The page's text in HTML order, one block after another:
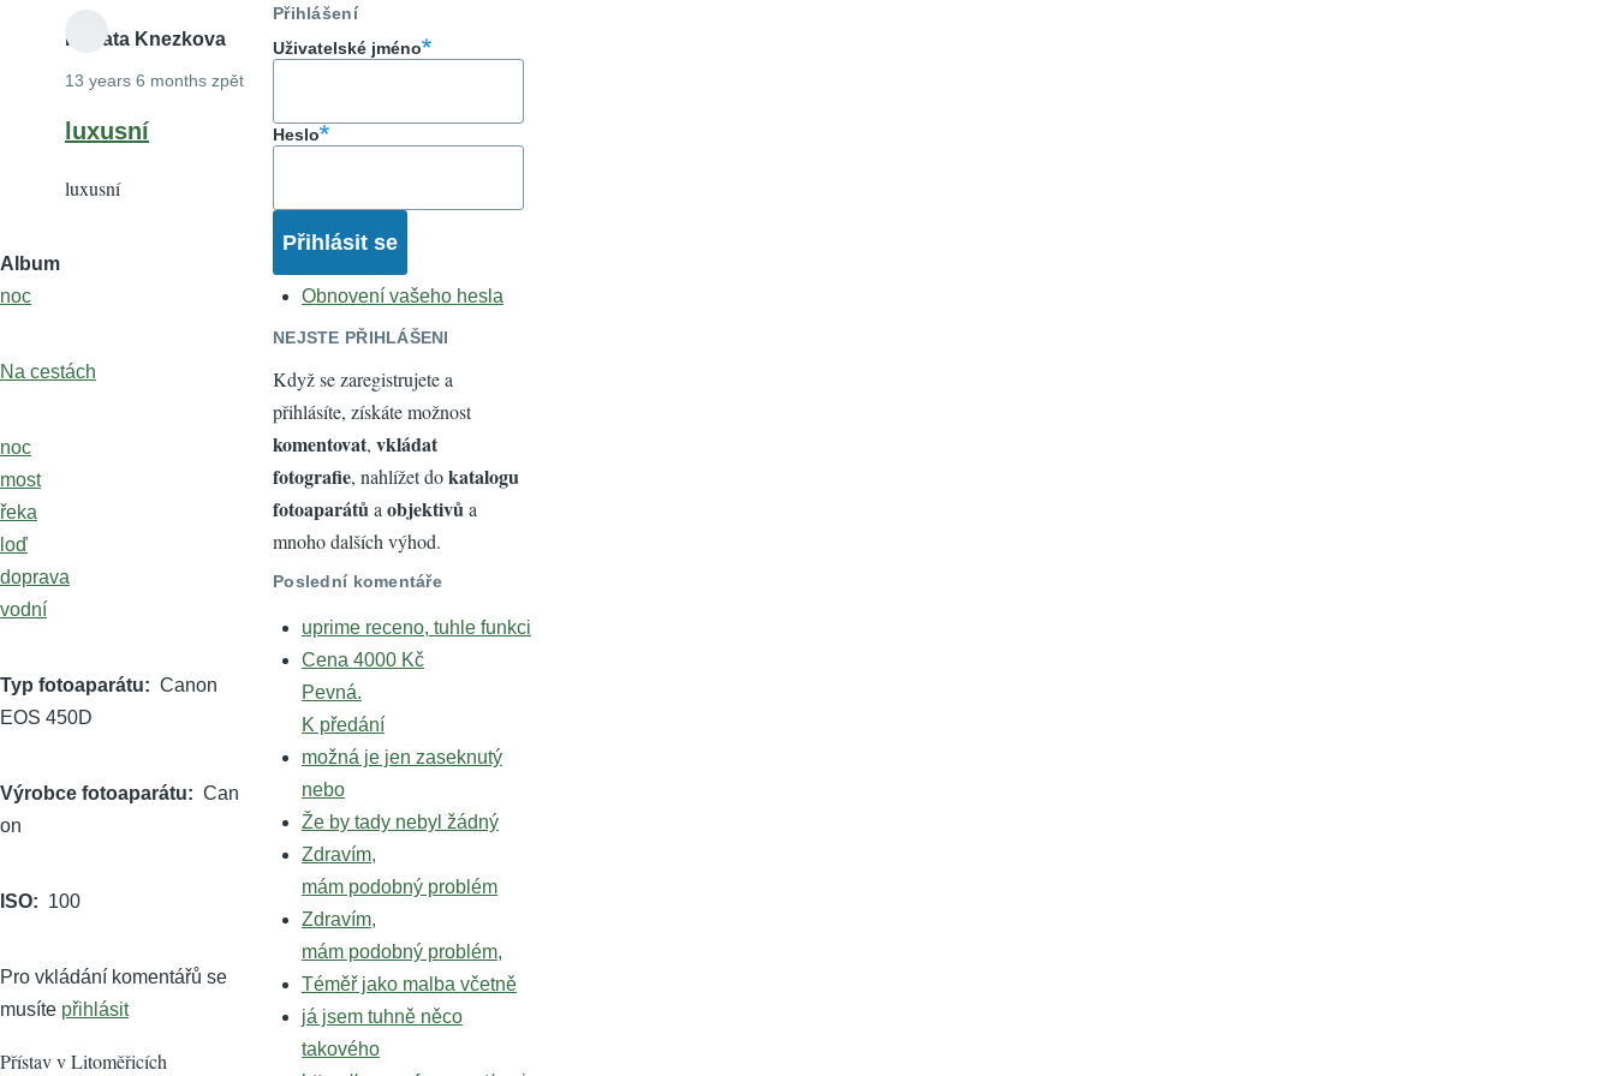
Renata Knezkova
13 years 6 months zpět
luxusní
luxusní
Album
noc
Na cestách
noc
most
řeka
loď
doprava
vodní
Typ fotoaparátu
Canon
EOS 450D
Výrobce fotoaparátu
Can
on
ISO 100
Pro vkládání komentářů se
musíte přihlásit
Přístav v Litoměřicích
Přihlášení
Uživatelské jméno
Heslo
Obnovení vašeho hesla
NEJSTE PŘIHLÁŠENI
Když se zaregistrujete a
přihlásíte, získáte možnost
komentovat, vkládat
fotografie, nahlížet dokatalogu
fotoaparátůa objektivůa
mnoho dalších výhod.
Poslední komentáře
uprime receno, tuhle funkci
Cena 4000 Kč
Pevná.
K předání
možná je jen zaseknutý
nebo
Že by tady nebyl žádný
Zdravím,
mám podobný problém
Zdravím,
mám podobný problém,
Téměř jako malba včetně
já jsem tuhně něco
takového